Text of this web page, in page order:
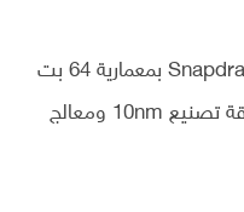
– نسخه اخري تحمل معالج Snapdragon 830 بمعمارية 64 بت
ثماني النواه بسرعة 3.2 جيجا هرتز بدقة تصنيع 10nm ومعالج